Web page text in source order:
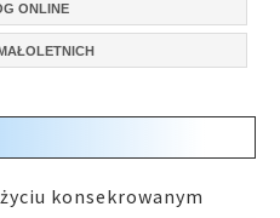
ONLINE
konsekrowanym